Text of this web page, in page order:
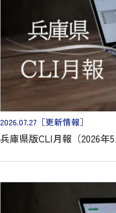
2026.07.27 ［更新情報］
兵庫県版CLI月報（2026年